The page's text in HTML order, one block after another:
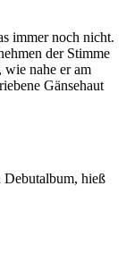
immer noch nicht.
der Stimme
nahe er am
Gänsehaut
Debutalbum, hieß